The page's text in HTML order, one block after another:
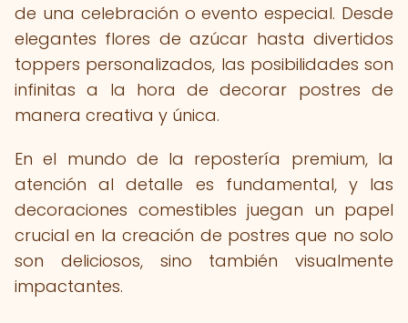
de una celebración o evento especial. Desde
elegantes flores de azúcar hasta divertidos
toppers personalizados, las posibilidades son
infinitas a la hora de decorar postres de
manera creativa y única.
En el mundo de la repostería premium, la
atención al detalle es fundamental, y las
decoraciones comestibles juegan un papel
crucial en la creación de postres que no solo
son deliciosos, sino también visualmente
impactantes.